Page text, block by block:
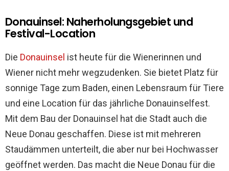
Donauinsel: Naherholungsgebiet und
Festival-Location
Die Donauinsel ist heute für die Wienerinnen und
Wiener nicht mehr wegzudenken. Sie bietet Platz für
sonnige Tage zum Baden, einen Lebensraum für Tiere
und eine Location für das jährliche Donauinselfest.
Mit dem Bau der Donauinsel hat die Stadt auch die
Neue Donau geschaffen. Diese ist mit mehreren
Staudämmen unterteilt, die aber nur bei Hochwasser
geöffnet werden. Das macht die Neue Donau für die